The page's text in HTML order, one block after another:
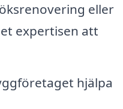
eller
expertisen att
hjälpa